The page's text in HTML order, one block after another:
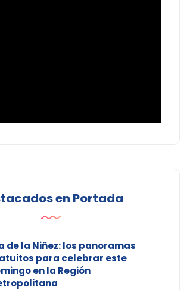
en Portada
de la Niñez: los panoramas
para celebrar este
en la Región